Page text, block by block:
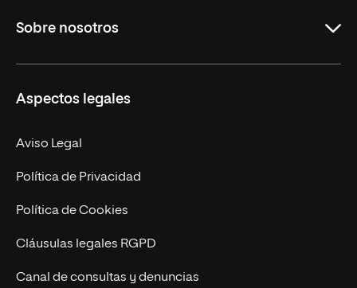
Derecho
Empresa
MBA
Marketing y Comunicación
Ingeniería
Diseño
Ciencias de la Salud
Sobre nosotros
Nuestro Equipo
Contacto
Aspectos legales
Aviso Legal
Política de Privacidad
Política de Cookies
Cláusulas legales RGPD
Canal de consultas y denuncias